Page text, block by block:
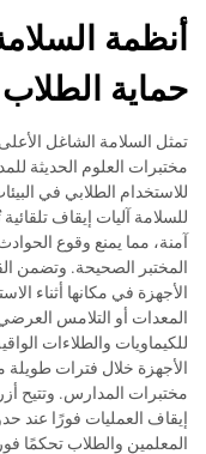
أنظمة
حماية الطلاب
تمثل السلامة الشاغل
مختبرات العلوم الحديثة
للاستخدام الطلابي في
للسلامة آليات إيقاف
آمنة، مما يمنع وقوع
المختبر الصحيحة. وتضمن
الأجهزة في مكانها أثناء
المعدات أو التلامس العرضي
للكيماويات والطلاءات
الأجهزة خلال فترات
مختبرات المدارس. وتتيح
إيقاف العمليات فورًا عند
المعلمين والطلاب تحكمًا